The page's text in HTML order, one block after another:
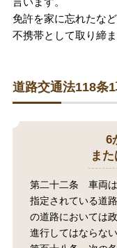
免許を家に忘れたな
不携帯として取り締ま
道路交通法118条
6
ま
第二十二条 車両は
指定されている道
の道路においては
進行してはならない